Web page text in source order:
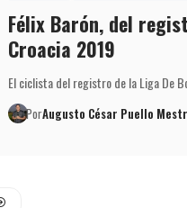
Félix Barón, del
Croacia 2019
El ciclista del registro de la Liga De
PorAugusto César Puello